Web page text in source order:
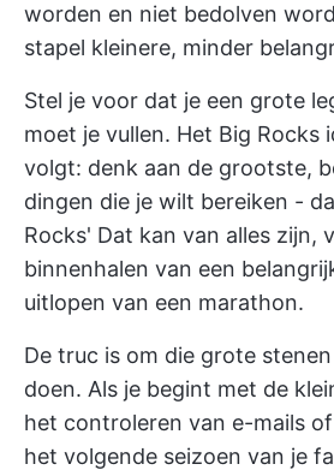
worden en niet bedolven
stapel kleinere, minder
Stel je voor dat je een grote
moet je vullen. Het Big Rocks
volgt: denk aan de grootste,
dingen die je wilt bereiken -
Rocks' Dat kan van alles zijn,
binnenhalen van een
uitlopen van een marathon.
De truc is om die grote
doen. Als je begint met de
het controleren van e-mails
het volgende seizoen van je